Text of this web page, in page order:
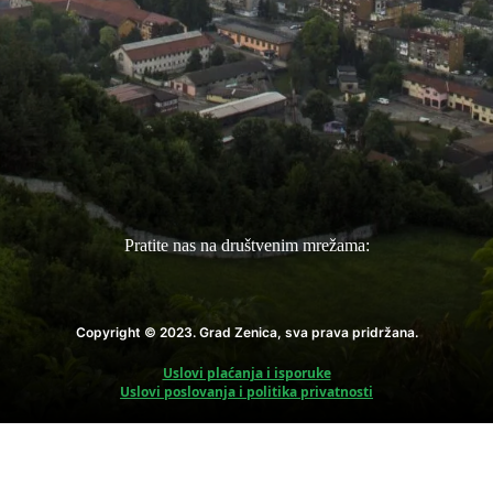
Pratite nas na društvenim mrežama:
Copyright © 2023. Grad Zenica, sva prava pridržana.
Uslovi plaćanja i isporuke
Uslovi poslovanja i politika privatnosti